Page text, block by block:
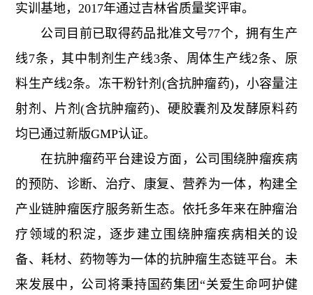
实训基地，2017年通过吉林省质量奖评审。
公司目前已取得药品批准文号77个，拥有生产
线7条，其中制剂生产线3条、周体生产线2条、原
料生产线2条。冻干粉针剂(含抗肿瘤药)，小容量注
射剂、片剂(含抗肿瘤药)、硬胶囊剂及发酵原料药
均已通过新版GMP认证。
在抗肿瘤药平台建设方面，公司围绕肿瘤疾病
的预防、诊断、治疗、康复、营养为一体，构建全
产业链肿瘤医疗服务新生态。依托多年来在肿瘤治
疗领域的积淀，逐步建立围绕肿瘤疾病相关的设
备、耗材、药物等为一体的抗肿瘤生态链平台。未
来发展中，公司将秉持国药集团“关爱生命呵护健